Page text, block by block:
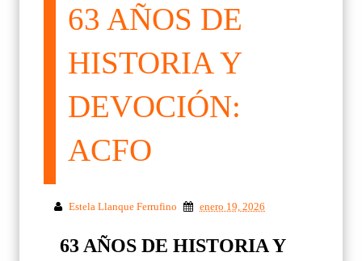
63 AÑOS DE
HISTORIA Y
DEVOCIÓN:
ACFO
Estela Llanque Ferrufino enero 19, 2026
63 AÑOS DE HISTORIA Y